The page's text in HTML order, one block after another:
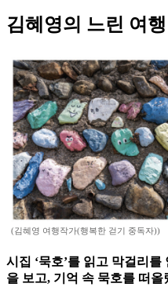
김혜영의 느린 여행
(김혜영 여행작가(행복한 걷기 중독자))
시집 ‘묵호’를 읽고 막걸리
을 보고, 기억 속 묵호를 떠